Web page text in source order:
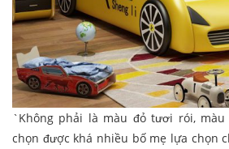
`Không phải là màu đỏ tươi rói,
chọn được khá nhiều bố mẹ lựa chọn